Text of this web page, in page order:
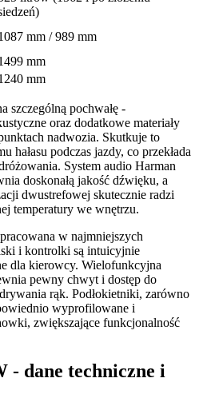
mm / 989 mm
mm
mm
szczególną pochwałę -
oraz dodatkowe materiały
nadwozia. Skutkuje to
hałasu podczas jazdy, co przekłada
System audio Harman
doskonałą jakość dźwięku, a
dwustrefowej skutecznie radzi
temperatury we wnętrzu.
w najmniejszych
i kontrolki są intuicyjnie
dla kierowcy. Wielofunkcyjna
pewny chwyt i dostęp do
rąk. Podłokietniki, zarówno
wyprofilowane i
zwiększające funkcjonalność
- dane techniczne i